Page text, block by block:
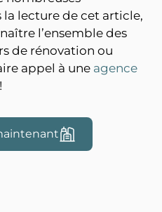
lecture de cet article,
l’ensemble des
de rénovation ou
appel à une agence